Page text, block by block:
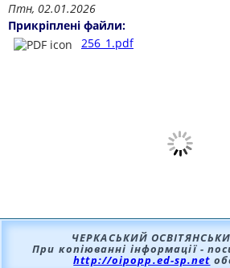
Птн, 02.01.2026
Прикріплені файли:
256_1.pdf
ЧЕРКАСЬКИЙ
При копіюванні інформації -
http://oipopp.ed-sp.net